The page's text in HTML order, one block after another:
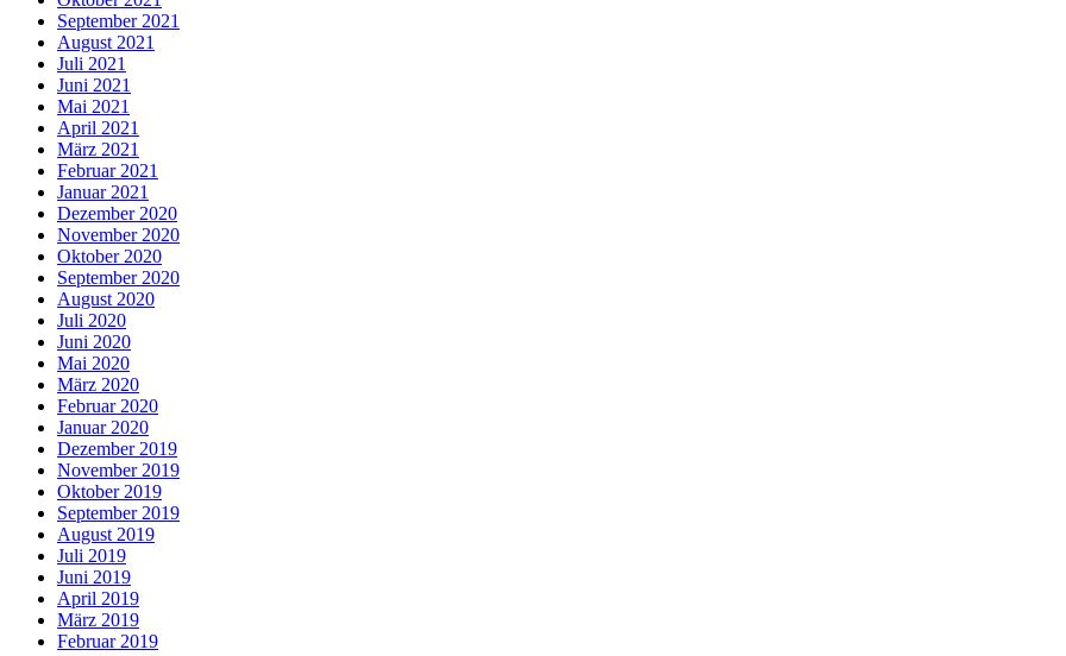
September 2021
August 2021
Juli 2021
Juni 2021
Mai 2021
April 2021
März 2021
Februar 2021
Januar 2021
Dezember 2020
November 2020
Oktober 2020
September 2020
August 2020
Juli 2020
Juni 2020
Mai 2020
März 2020
Februar 2020
Januar 2020
Dezember 2019
November 2019
Oktober 2019
September 2019
August 2019
Juli 2019
Juni 2019
April 2019
März 2019
Februar 2019